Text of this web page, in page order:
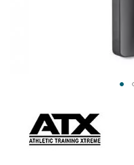
början
bildgalleriet